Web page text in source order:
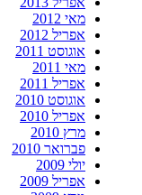
מאי 2012
אפריל 2012
אוגוסט 2011
מאי 2011
אפריל 2011
אוגוסט 2010
אפריל 2010
מרץ 2010
פברואר 2010
יולי 2009
אפריל 2009